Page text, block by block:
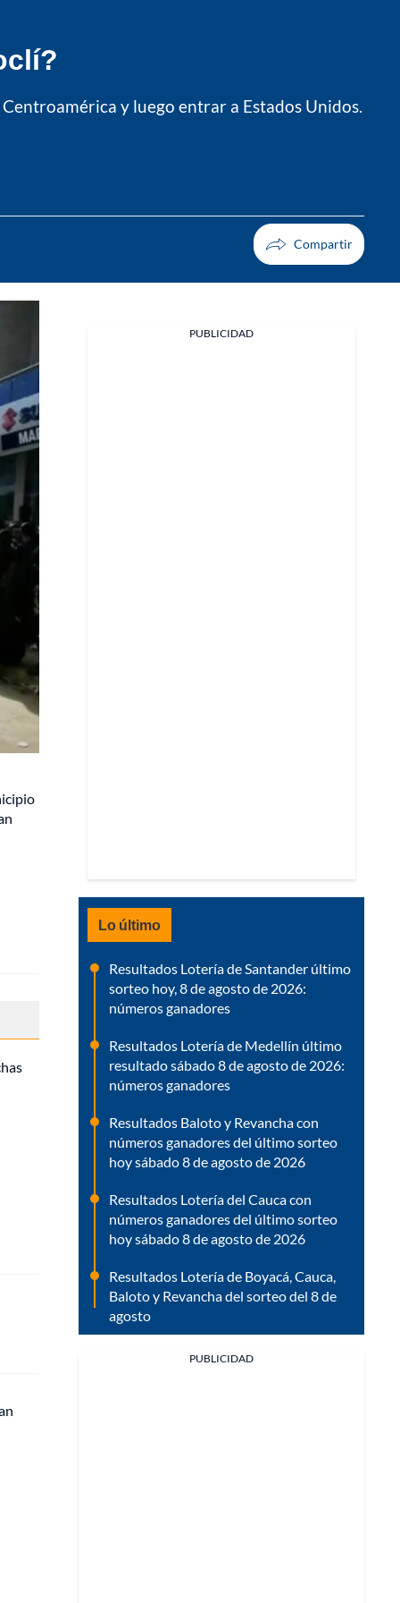
y luego entrar a Estados Unidos.
PUBLICIDAD
Lo último
Resultados Lotería de Santander último
sorteo hoy, 8 de agosto de 2026:
números ganadores
Resultados Lotería de Medellín último
resultado sábado 8 de agosto de 2026:
números ganadores
Resultados Baloto y Revancha con
números ganadores del último sorteo
hoy sábado 8 de agosto de 2026
Resultados Lotería del Cauca con
números ganadores del último sorteo
hoy sábado 8 de agosto de 2026
Resultados Lotería de Boyacá, Cauca,
Baloto y Revancha del sorteo del 8 de
agosto
PUBLICIDAD